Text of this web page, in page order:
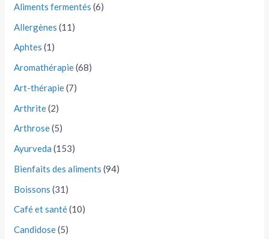
Aliments fermentés (6)
Allergènes (11)
Aphtes (1)
Aromathérapie(68)
Art-thérapie(7)
Arthrite(2)
Arthrose(5)
Ayurveda (153)
Bienfaits des aliments (94)
Boissons (31)
Café et santé(10)
Candidose(5)